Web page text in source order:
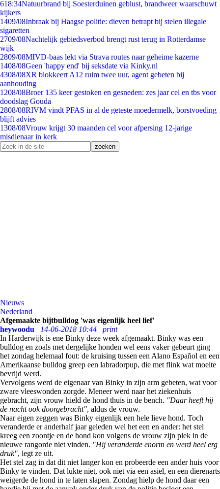
618:34Natuurbrand bij Soesterduinen geblust, brandweer waarschuwt
kijkers
1409/08Inbraak bij Haagse politie: dieven betrapt bij stelen illegale
sigaretten
2709/08Nachtelijk gebiedsverbod brengt rust terug in Rotterdamse
wijk
2809/08MIVD-baas lekt via Strava routes naar geheime kazerne
1408/08Geen 'happy end' bij seksdate via Kinky.nl
4308/08XR blokkeert A12 ruim twee uur, agent gebeten bij
aanhouding
1208/08Broer 135 keer gestoken en gesneden: zes jaar cel en tbs voor
doodslag Gouda
2808/08RIVM vindt PFAS in al de geteste moedermelk, borstvoeding
blijft advies
1308/08Vrouw krijgt 30 maanden cel voor afpersing 12-jarige
misdienaar in kerk
Nieuws
Nederland
Afgemaakte bijtbulldog 'was eigenlijk heel lief'
heywoodu
14-06-2018 10:44
print
In Harderwijk is ene Binky deze week afgemaakt. Binky was een
bulldog en zoals met dergelijke honden wel eens vaker gebeurt ging
het zondag helemaal fout: de kruising tussen een Alano Español en een
Amerikaanse bulldog greep een labradorpup, die met flink wat moeite
bevrijd werd.
Vervolgens werd de eigenaar van Binky in zijn arm gebeten, wat voor
zware vleeswonden zorgde. Meneer werd naar het ziekenhuis
gebracht, zijn vrouw hield de hond thuis in de bench. "Daar heeft hij
de nacht ook doorgebracht", aldus de vrouw.
Naar eigen zeggen was Binky eigenlijk een hele lieve hond. Toch
veranderde er anderhalf jaar geleden wel het een en ander: het stel
kreeg een zoontje en de hond kon volgens de vrouw zijn plek in de
nieuwe rangorde niet vinden. "Hij veranderde enorm en werd heel erg
druk", legt ze uit.
Het stel zag in dat dit niet langer kon en probeerde een ander huis voor
Binky te vinden. Dat lukte niet, ook niet via een asiel, en een dierenarts
weigerde de hond in te laten slapen. Zondag hielp de hond daar een